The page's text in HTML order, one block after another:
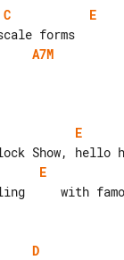
C
E
A7M
E
E
D